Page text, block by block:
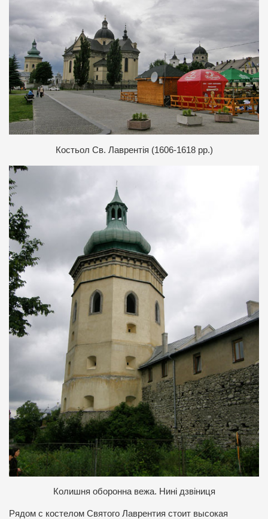
Костьол Св. Лаврентія (1606-1618 рр.)
Колишня оборонна вежа. Нині дзвіниця
Рядом с костелом Святого Лаврентия стоит высокая